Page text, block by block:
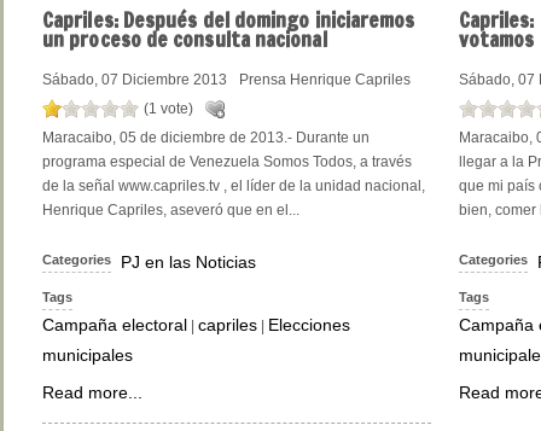
Capriles:Después del domingo iniciaremos
un proceso de consulta nacional
Sábado, 07 Diciembre 2013
Prensa Henrique Capriles
(1 vote)
Maracaibo, 05 de diciembre de 2013.- Durante un
programa especial de Venezuela Somos Todos, a través
de la señal www.capriles.tv , el líder de la unidad nacional,
Henrique Capriles, aseveró que en el...
Categories PJ en las Noticias
Tags
Campaña electoral | capriles | Elecciones
municipales
Read more...
Capriles:
votamos
Sábado, 07
Maracaibo,
llegar a la
que mi país
bien, comer
Categories
Tags
Campaña
Read